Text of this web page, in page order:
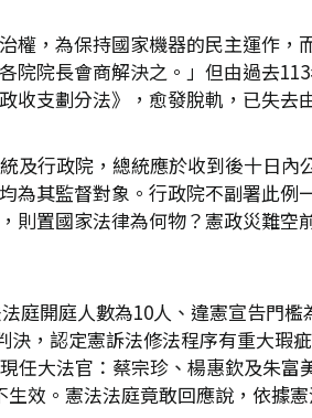
，為保持國家機器的民主運作
院長會商解決之。」但由過去
支劃分法》，愈發脫軌，已失
及行政院，總統應於收到後十日
其監督對象。行政院不副署此
則置國家法律為何物？憲政災難空
庭開庭人數為10人、違憲宣告門
，認定憲訴法修法程序有重大瑕
任大法官：蔡宗珍、楊惠欽及朱
效。憲法法庭竟敢回應說，依據